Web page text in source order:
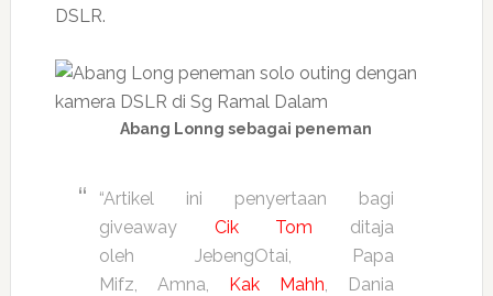
DSLR.
Abang Lonng sebagai peneman
“Artikel ini penyertaan bagi
giveaway Cik Tom ditaja
oleh JebengOtai, Papa
Mifz, Amna, Kak Mahh, Dania